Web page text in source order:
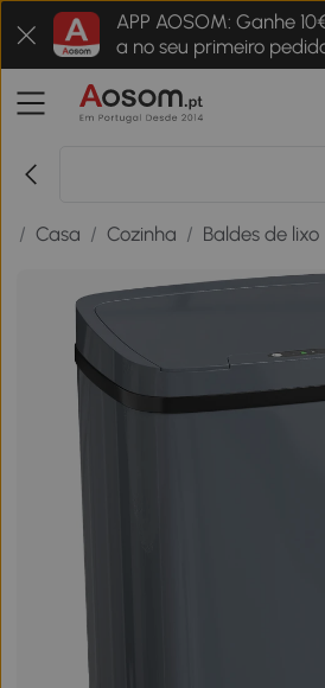
APP AOSOM: Ganhe
a no seu primeiro
/ Casa / Cozinha / Baldes de lixo